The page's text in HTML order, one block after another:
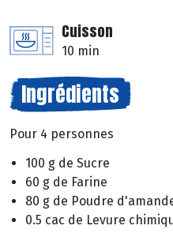
Cuisson
10 min
Ingrédients
Pour 4 personnes
100 g de Sucre
60 g de Farine
80 g de Poudre
0.5 cac de Levure